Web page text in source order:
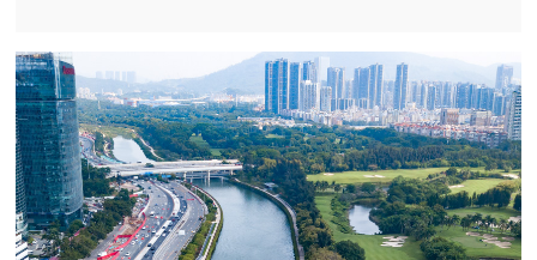
唯一稀缺的高端住宅群。